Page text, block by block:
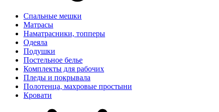
Спальные мешки
Матрасы
Наматрасники, топперы
Одеяла
Подушки
Постельное белье
Комплекты для рабочих
Пледы и покрывала
Полотенца, махровые простыни
Кровати